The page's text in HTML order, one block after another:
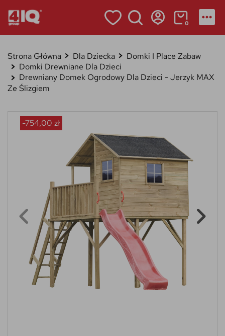
0
Strona Główna Dla Dziecka
Domki I Place Zabaw
Domki Drewniane Dla Dzieci
Drewniany Domek Ogrodowy Dla Dzieci - Jerzyk MAX
Ze Ślizgiem
-754,00 zł